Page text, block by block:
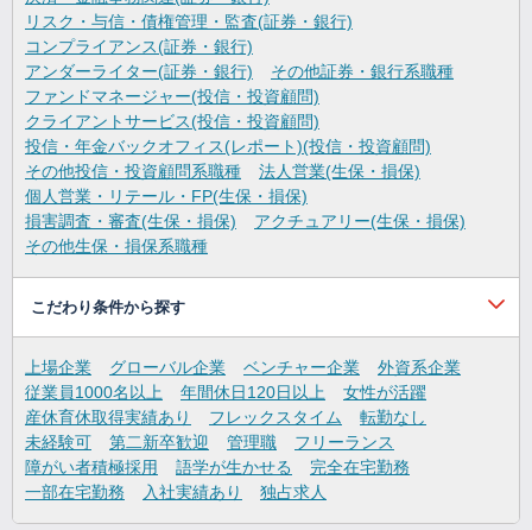
リスク・与信・債権管理・監査(証券・銀行)
コンプライアンス(証券・銀行)
アンダーライター(証券・銀行)
その他証券・銀行系職種
ファンドマネージャー(投信・投資顧問)
クライアントサービス(投信・投資顧問)
投信・年金バックオフィス(レポート)(投信・投資顧問)
その他投信・投資顧問系職種
法人営業(生保・損保)
個人営業・リテール・FP(生保・損保)
損害調査・審査(生保・損保)
アクチュアリー(生保・損保)
その他生保・損保系職種
こだわり条件から探す
上場企業 グローバル企業 ベンチャー企業
外資系企業
従業員1000名以上
年間休日120日以上
女性が活躍
産休育休取得実績あり
フレックスタイム
転勤なし
未経験可
第二新卒歓迎 管理職
フリーランス
障がい者積極採用
語学が生かせる
完全在宅勤務
一部在宅勤務
入社実績あり 独占求人